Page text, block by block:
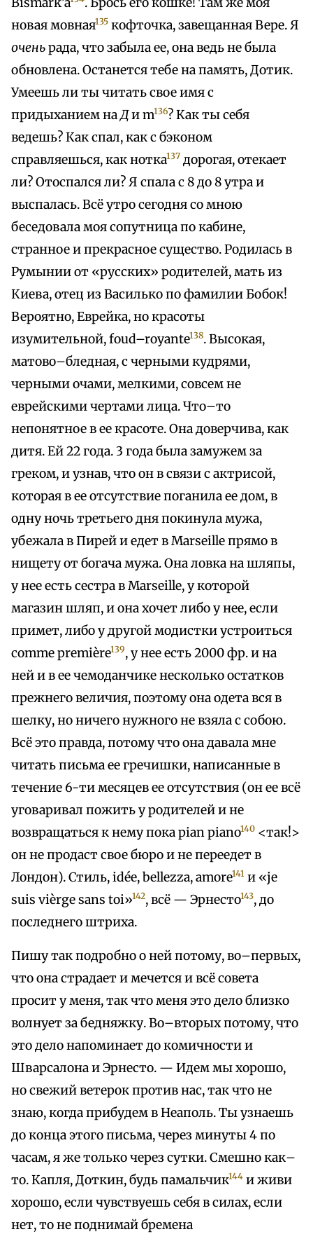
новая мовная135 кофточка, завещанная Вере. Я
оченьрада, что забыла ее, она ведь не была
обновлена. Останется тебе на память, Дотик.
Умеешь ли ты читать свое имя с
придыханием наДи m136? Как ты себя
ведешь? Как спал, как с бэконом
справляешься, как нотка137 дорогая, отекает
ли? Отоспался ли? Я спала с 8 до 8 утра и
выспалась. Всё утро сегодня со мною
беседовала моя сопутница по кабине,
странное и прекрасное существо. Родилась в
Румынии от «русских» родителей, мать из
Киева, отец из Василько по фамилии Бобок!
Вероятно, Еврейка, но красоты
изумительной, foud–royante138. Высокая,
матово–бледная, с черными кудрями,
черными очами, мелкими, совсем не
еврейскими чертами лица. Что–то
непонятное в ее красоте. Она доверчива, как
дитя. Ей 22 года. 3 года была замужем за
греком, и узнав, что он в связи с актрисой,
которая в ее отсутствие поганила ее дом, в
одну ночь третьего дня покинула мужа,
убежала в Пирей и едет в Marseille прямо в
нищету от богача мужа. Она ловка на шляпы,
у нее есть сестра в Marseille, у которой
магазин шляп, и она хочет либо у нее, если
примет, либо у другой модистки устроиться
comme première139, у нее есть 2000 фр. и на
ней и в ее чемоданчике несколько остатков
прежнего величия, поэтому она одета вся в
шелку, но ничего нужного не взяла с собою.
Всё это правда, потому что она давала мне
читать письма ее гречишки, написанные в
течение 6-ти месяцев ее отсутствия (он ее всё
уговаривал пожить у родителей и не
возвращаться к нему пока pian piano140 <так!>
он не продаст свое бюро и не переедет в
Лондон). Стиль, idée, bellezza, amore141 и «je
suis vièrge sans toi»142, всё — Эрнесто143, до
последнего штриха.
Пишу так подробно о ней потому, во–первых,
что она страдает и мечется и всё совета
просит у меня, так что меня это дело близко
волнует за бедняжку. Во–вторых потому, что
это дело напоминает до комичности и
Шварсалона и Эрнесто. — Идем мы хорошо,
но свежий ветерок против нас, так что не
знаю, когда прибудем в Неаполь. Ты узнаешь
до конца этого письма, через минуты 4 по
часам, я же только через сутки. Смешно как–
то. Капля, Доткин, будь памальчик144 и живи
хорошо, если чувствуешь себя в силах, если
нет, то не поднимай бремена